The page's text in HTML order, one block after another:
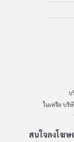
บ
ในเครือ บริ
สนใจลงโฆษ